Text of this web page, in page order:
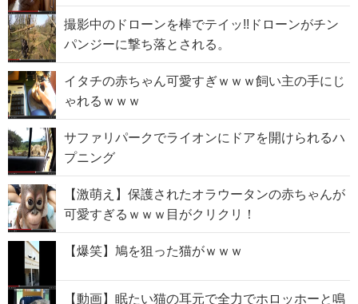
撮影中のドローンを棒でテイッ!!ドローンがチン
パンジーに撃ち落とされる。
イタチの赤ちゃん可愛すぎｗｗｗ飼い主の手にじ
ゃれるｗｗｗ
サファリパークでライオンにドアを開けられるハ
プニング
【激萌え】保護されたオラウータンの赤ちゃんが
可愛すぎるｗｗｗ目がクリクリ！
【爆笑】鳩を狙った猫がｗｗｗ
【動画】眠たい猫の耳元で全力でホロッホーと鳴